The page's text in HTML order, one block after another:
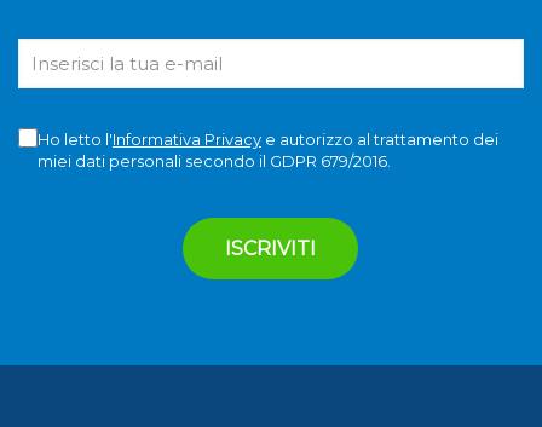
Ho letto l'Informativa Privacye autorizzo al trattamento dei
miei dati personali secondo il GDPR 679/2016.